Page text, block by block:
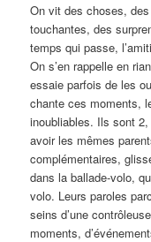
On vit des choses,
touchantes, des
temps qui passe,
On s’en rappelle en
essaie parfois de les
chante ces moments,
inoubliables. Ils sont
avoir les mêmes
complémentaires,
dans la ballade-volo,
volo. Leurs paroles
seins d’une
moments,